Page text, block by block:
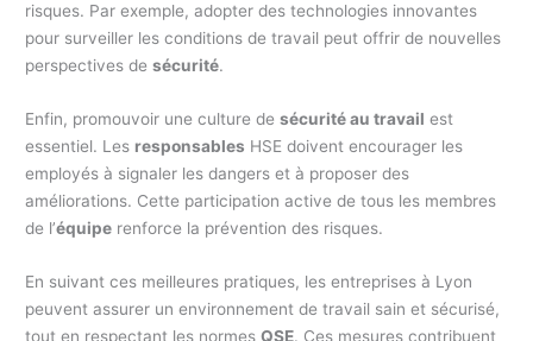
risques. Par exemple, adopter des technologies innovantes
pour surveiller les conditions de travail peut offrir de nouvelles
perspectives desécurité.
Enfin, promouvoir une culture desécurité au travail est
essentiel. Les responsables HSE doivent encourager les
employés à signaler les dangers et à proposer des
améliorations. Cette participation active de tous les membres
de l’équipe renforce la prévention des risques.
En suivant ces meilleures pratiques, les entreprises à Lyon
peuvent assurer un environnement de travail sain et sécurisé,
tout en respectant les normesQSE. Ces mesures contribuent